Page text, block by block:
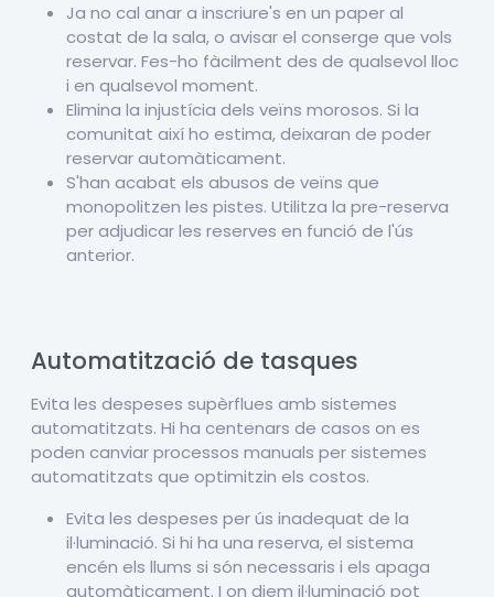
Ja no cal anar a inscriure's en un paper al
costat de la sala, o avisar el conserge que vols
reservar. Fes-ho fàcilment des de qualsevol lloc
i en qualsevol moment.
Elimina la injustícia dels veïns morosos. Si la
comunitat així ho estima, deixaran de poder
reservar automàticament.
S'han acabat els abusos de veïns que
monopolitzen les pistes. Utilitza la pre-reserva
per adjudicar les reserves en funció de l'ús
anterior.
Automatització de tasques
Evita les despeses supèrflues amb sistemes
automatitzats. Hi ha centenars de casos on es
poden canviar processos manuals per sistemes
automatitzats que optimitzin els costos.
Evita les despeses per ús inadequat de la
il·luminació. Si hi ha una reserva, el sistema
encén els llums si són necessaris i els apaga
automàticament. I on diem il·luminació pot